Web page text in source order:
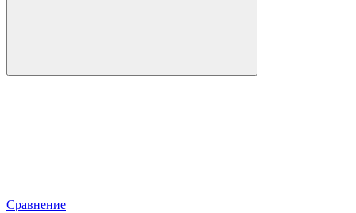
Сравнение